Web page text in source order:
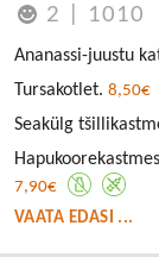
2 1010
Ananassi-juustu
Tursakotlet. 8,50€
Seakülg
7,90€
VAATA EDASI ...